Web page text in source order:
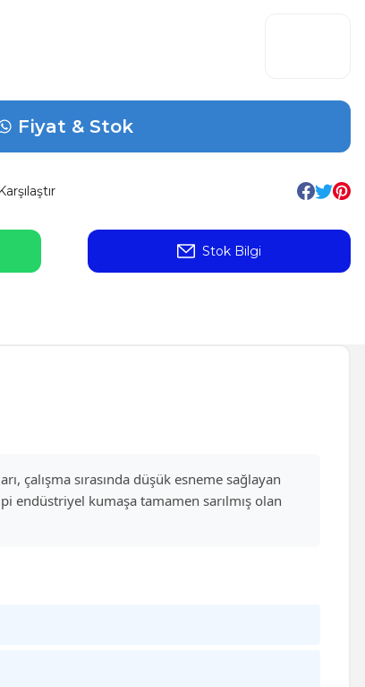
Fiyat & Stok
Karşılaştır
Stok Bilgi
çalışma sırasında düşük esneme sağlayan
endüstriyel kumaşa tamamen sarılmış olan